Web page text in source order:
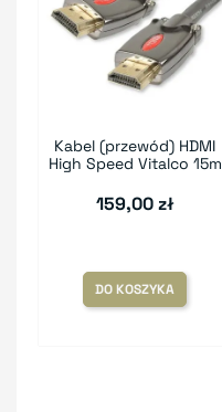
Kabel (przewód) HDMI
High Speed Vitalco 15m
159,00 zł
DO KOSZYKA